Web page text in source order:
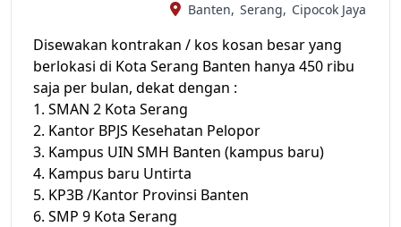
Banten, Serang, Cipocok Jaya
Disewakan kontrakan / kos kosan besar yang
berlokasi di Kota Serang Banten hanya 450 ribu
saja per bulan, dekat dengan :
1. SMAN 2 Kota Serang
2. Kantor BPJS Kesehatan Pelopor
3. Kampus UIN SMH Banten (kampus baru)
4. Kampus baru Untirta
5. KP3B /Kantor Provinsi Banten
6. SMP 9 Kota Serang